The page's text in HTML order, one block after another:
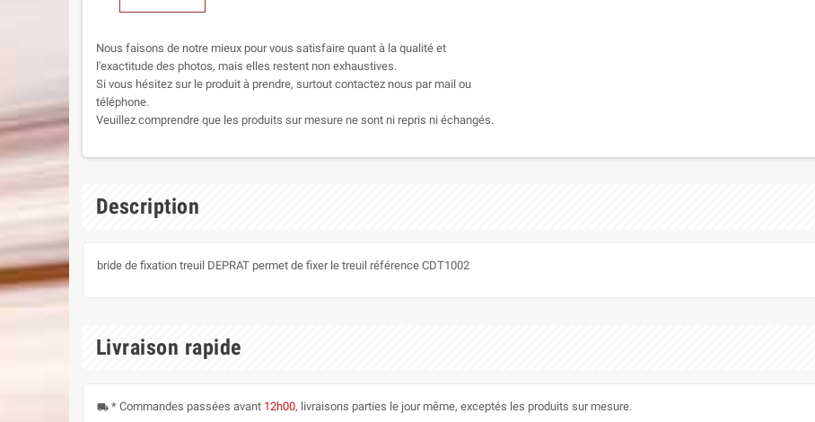
Nous faisons de notre mieux pour vous satisfaire quant à la qualité et
l'exactitude des photos, mais elles restent non exhaustives.
Si vous hésitez sur le produit à prendre, surtout contactez nous par mail ou
téléphone.
Veuillez comprendre que les produits sur mesure ne sont ni repris ni échangés.
Description
bride de fixation treuil DEPRAT permet de fixer le treuil référence CDT1002
Livraison rapide
local_shipping * Commandes passées avant 12h00, livraisons parties le jour même, exceptés les produits sur mesure.